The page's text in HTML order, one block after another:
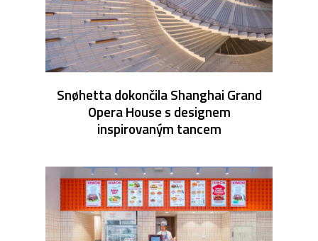
Snøhetta dokončila Shanghai Grand
Opera House s designem
inspirovaným tancem